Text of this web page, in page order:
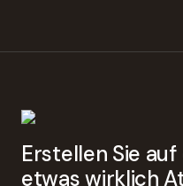
Erstellen Sie
etwas wirklich